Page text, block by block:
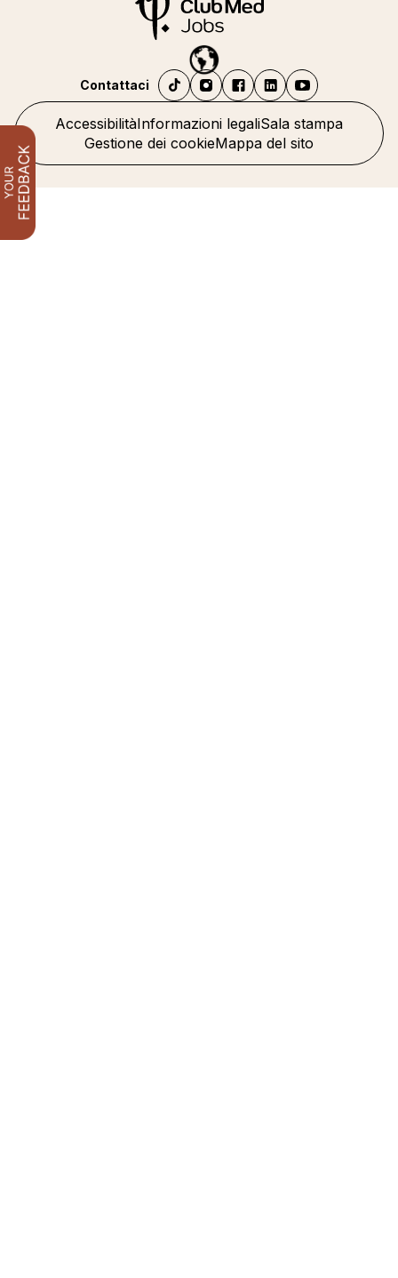
AccessibilitàInformazioni legaliSala stampa
Gestione dei cookieMappa del sito
Contattaci